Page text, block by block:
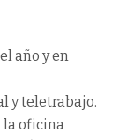
año y en
y teletrabajo.
la oficina